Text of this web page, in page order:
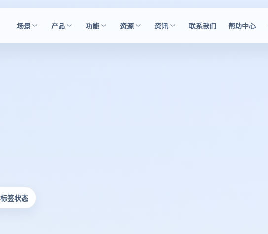
场景 产品 功能 资源 资讯 联系我们 帮助中心
标签状态